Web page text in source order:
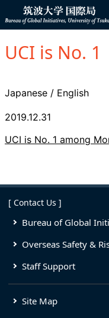
テ
ン
へ
ス
キ
Bureau of
Global
Initiatives
UCI is No. 1
Japanese / English
2019.12.31
UCI is No. 1 among
[ Contact Us ]
Bureau of Global
Overseas Safety &
Staff Support
Site Map